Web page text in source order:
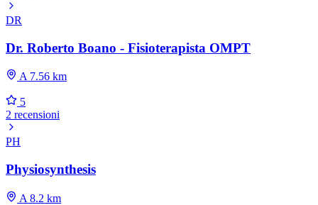
DR
Dr. Roberto Boano - Fisioterapista OMPT
A 7.56 km
5
2 recensioni
PH
Physiosynthesis
A 8.2 km